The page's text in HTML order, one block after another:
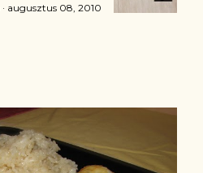
augusztus 08, 2010